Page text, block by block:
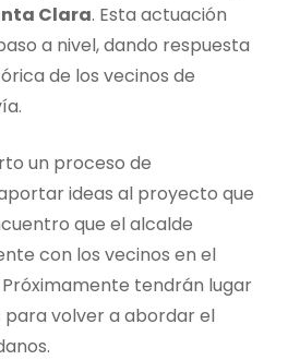
Clara. Esta actuación
a nivel, dando respuesta
de los vecinos de
un proceso de
ideas al proyecto que
que el alcalde
con los vecinos en el
tendrán lugar
para volver a abordar el